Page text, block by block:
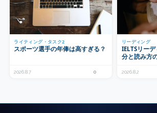
ライティング・タスク2
スポーツ選手の年俸は高すぎる？
2026.8.7 0
リーディング
IELTSリー
分と読み方
2026.8.2